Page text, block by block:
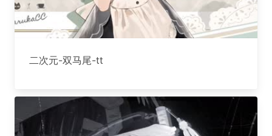
二次元-双马尾-tt